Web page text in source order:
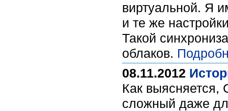
виртуальной. Я
и те же
Такой
облаков.
08.11.2012
Как выясняется,
сложный даже